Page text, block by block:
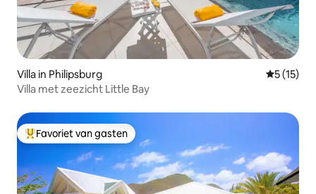
Villa in Philipsburg
5 (15)
Villa met zeezicht Little Bay
Topfavoriet van gasten
Favoriet van gasten